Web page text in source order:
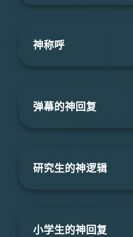
神称呼
弹幕的神回复
研究生的神逻辑
小学生的神回复